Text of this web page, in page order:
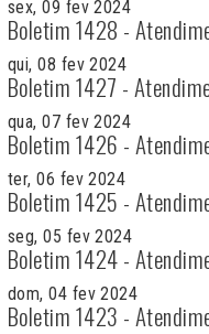
sex, 09 fev 2024
Boletim 1428 -
qui, 08 fev 2024
Boletim 1427 -
qua, 07 fev 2024
Boletim 1426 -
ter, 06 fev 2024
Boletim 1425 -
seg, 05 fev 2024
Boletim 1424 -
dom, 04 fev 2024
Boletim 1423 -